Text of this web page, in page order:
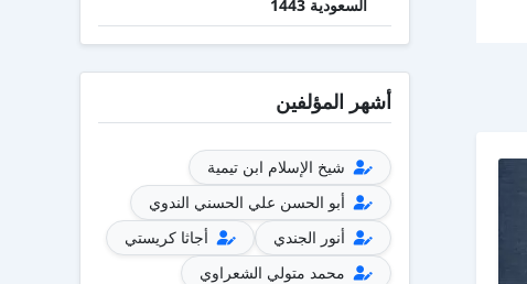
السعودية 1443
أشهر المؤلفين
شيخ الإسلام ابن تيمية
أبو الحسن علي الحسني الندوي
أنور الجندي
أجاثا كريستي
محمد متولي الشعراوي